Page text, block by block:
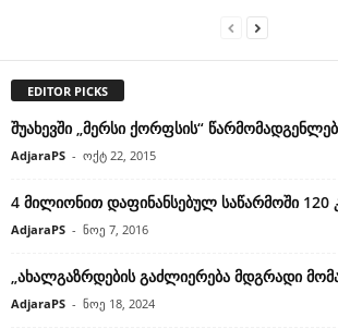
EDITOR PICKS
შუახევში „მერსი ქორფსის“
AdjaraPS - ოქტ 22, 2015
4 მილიონით დაფინანსებულ საწარმოში 120
AdjaraPS - ნოე 7, 2016
„ახალგაზრდების გაძლიერება მდგრადი
AdjaraPS - ნოე 18, 2024